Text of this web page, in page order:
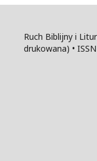
Ruch Biblijny i
drukowana) •